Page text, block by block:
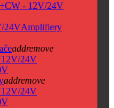
- 12V/24V
Amplifiery
addremove
12V/24V
addremove
12V/24V